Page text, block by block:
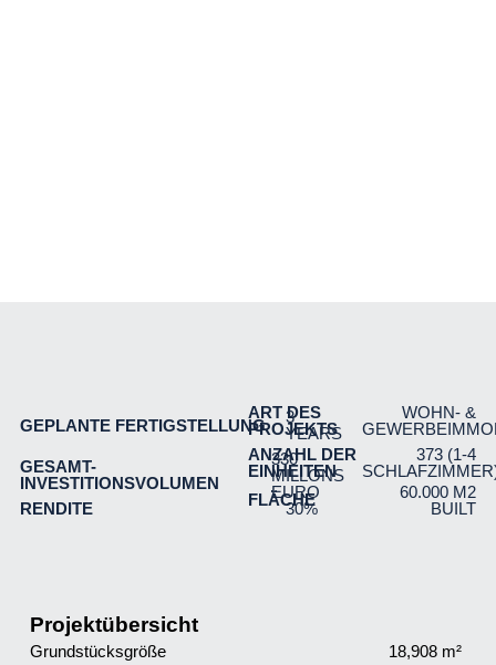
GEPLANTE FERTIGSTELLUNG
3
YEARS
GESAMT-
INVESTITIONSVOLUMEN
330
MILLONS
EURO
RENDITE
30%
ART DES
PROJEKTS
WOHN- &
ANZAHL DER
EINHEITEN
373 (1-4
FLÄCHE
60.000 M2
BUILT
Projektübersicht
Grundstücksgröße
18,908 m²